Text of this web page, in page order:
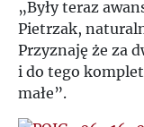
„Były teraz
Pietrzak,
Przyznaję że za
i do tego
małe”.